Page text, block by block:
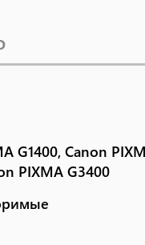
G1400, Canon
PIXMA G3400